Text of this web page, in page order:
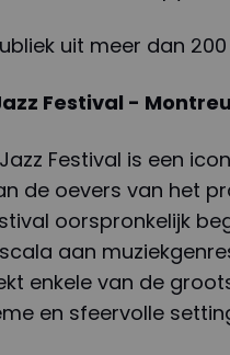
uit meer dan
Festival -
Festival is een
de oevers van het
oorspronkelijk
aan
enkele van de
en sfeervolle